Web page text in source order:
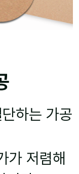
하는 가공
가 저렴해